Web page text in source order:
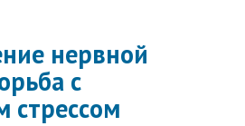
нервной
с
стрессом